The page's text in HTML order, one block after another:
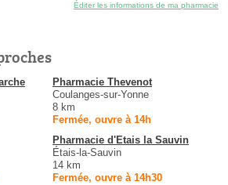
Éditer les informations de ma pharmacie
Pharmacie Thevenot
Coulanges-sur-Yonne
8 km
Fermée, ouvre à 14h
Pharmacie d'Etais la Sauvin
Étais-la-Sauvin
14 km
Fermée, ouvre à 14h30